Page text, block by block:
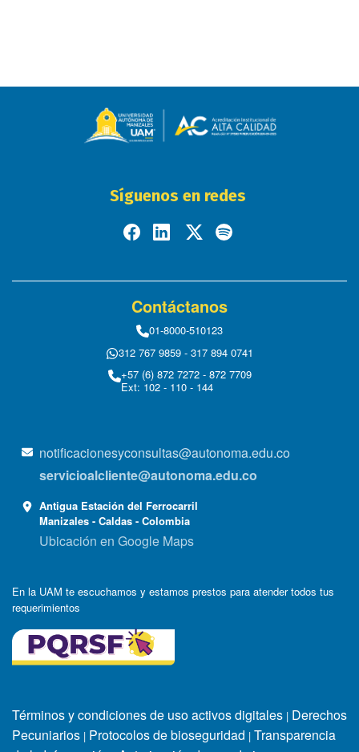
Síguenos en redes
Contáctanos
01-8000-510123
312 767 9859 - 317 894 0741
+57 (6) 872 7272 - 872 7709
Ext: 102 - 110 - 144
notificacionesyconsultas@autonoma.edu.co
servicioalcliente@autonoma.edu.co
Antigua Estación del Ferrocarril
Manizales - Caldas - Colombia
Ubicación en Google Maps
En la UAM te escuchamos y estamos prestos para atender todos tus
requerimientos
Términos y condiciones de uso activos digitales | Derechos
Pecuniarios | Protocolos de bioseguridad | Transparencia